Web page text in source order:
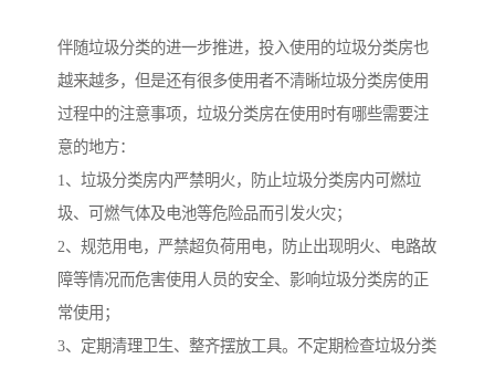
伴随垃圾分类的进一步推进，投入使用的垃圾分类房也
越来越多，但是还有很多使用者不清晰垃圾分类房使用
过程中的注意事项，垃圾分类房在使用时有哪些需要注
意的地方：
1、垃圾分类房内严禁明火，防止垃圾分类房内可燃垃
圾、可燃气体及电池等危险品而引发火灾；
2、规范用电，严禁超负荷用电，防止出现明火、电路故
障等情况而危害使用人员的安全、影响垃圾分类房的正
常使用；
3、定期清理卫生、整齐摆放工具。不定期检查垃圾分类